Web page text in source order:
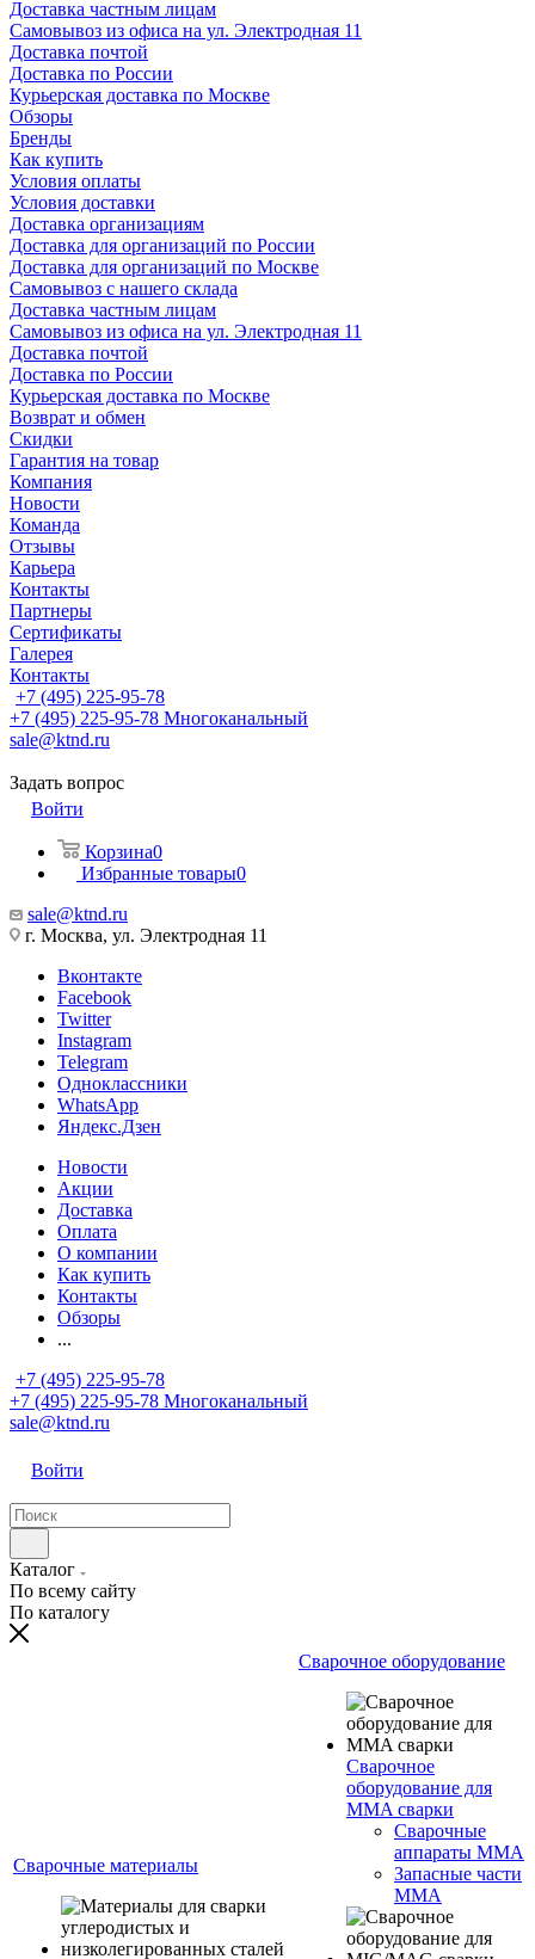
Доставка частным лицам
Самовывоз из офиса на ул. Электродная 11
Доставка почтой
Доставка по России
Курьерская доставка по Москве
Обзоры
Бренды
Как купить
Условия оплаты
Условия доставки
Доставка организациям
Доставка для организаций по России
Доставка для организаций по Москве
Самовывоз с нашего склада
Доставка частным лицам
Самовывоз из офиса на ул. Электродная 11
Доставка почтой
Доставка по России
Курьерская доставка по Москве
Возврат и обмен
Скидки
Гарантия на товар
Компания
Новости
Команда
Отзывы
Карьера
Контакты
Партнеры
Сертификаты
Галерея
Контакты
+7 (495) 225-95-78
+7 (495) 225-95-78 Многоканальный
sale@ktnd.ru
Задать вопрос
Войти
Корзина0
Избранные товары0
sale@ktnd.ru
г. Москва, ул. Электродная 11
Вконтакте
Facebook
Twitter
Instagram
Telegram
Одноклассники
WhatsApp
Яндекс.Дзен
Новости
Акции
Доставка
Оплата
О компании
Как купить
Контакты
Обзоры
...
+7 (495) 225-95-78
+7 (495) 225-95-78 Многоканальный
sale@ktnd.ru
Войти
Каталог
По всему сайту
По каталогу
Сварочные материалы
Сварочное оборудование
Сварочное
оборудование для
MMA сварки
Сварочные
аппараты MMA
Запасные части
MMA